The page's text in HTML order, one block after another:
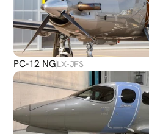
PC-12 NGLX-JFS